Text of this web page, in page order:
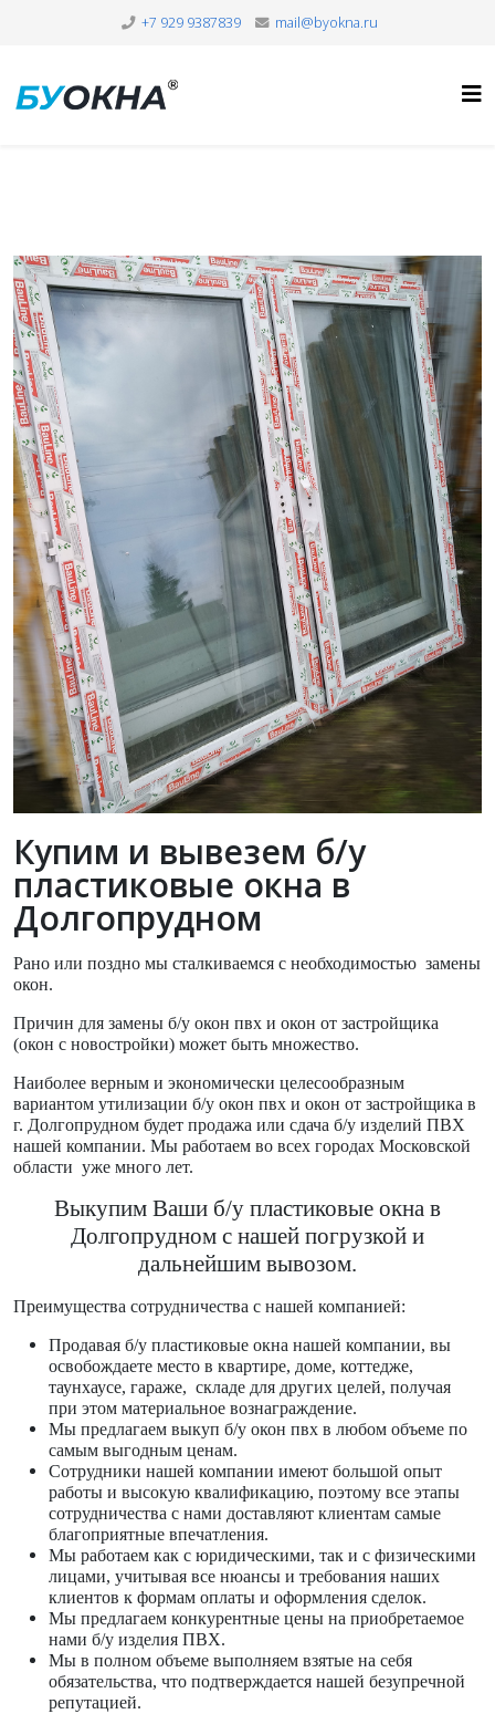
+7 929 9387839 mail@byokna.ru
Купим и вывезем б/у
пластиковые окна в
Долгопрудном
Рано или поздно мы сталкиваемся с необходимостью замены
окон.
Причин для замены б/у окон пвх и окон от застройщика
(окон с новостройки) может быть множество.
Наиболее верным и экономически целесообразным
вариантом утилизации б/у окон пвх и окон от застройщика в
г. Долгопрудном будет продажа или сдача б/у изделий ПВХ
нашей компании. Мы работаем во всех городах Московской
области уже много лет.
Выкупим Ваши б/у пластиковые окна в
Долгопрудном с нашей погрузкой и
дальнейшим вывозом.
Преимущества сотрудничества с нашей компанией:
Продавая б/у пластиковые окна нашей компании, вы
освобождаете место в квартире, доме, коттедже,
таунхаусе, гараже, складе для других целей, получая
при этом материальное вознаграждение.
Мы предлагаем выкуп б/у окон пвх в любом объеме по
самым выгодным ценам.
Сотрудники нашей компании имеют большой опыт
работы и высокую квалификацию, поэтому все этапы
сотрудничества с нами доставляют клиентам самые
благоприятные впечатления.
Мы работаем как с юридическими, так и с физическими
лицами, учитывая все нюансы и требования наших
клиентов к формам оплаты и оформления сделок.
Мы предлагаем конкурентные цены на приобретаемое
нами б/у изделия ПВХ.
Мы в полном объеме выполняем взятые на себя
обязательства, что подтверждается нашей безупречной
репутацией.